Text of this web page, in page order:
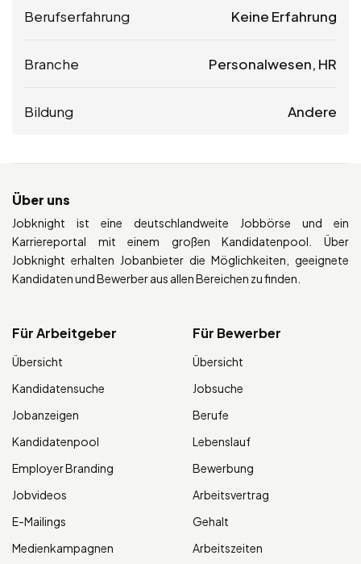
Berufserfahrung Keine Erfahrung
Branche Personalwesen, HR
Bildung Andere
Über uns
Jobknight ist eine deutschlandweite Jobbörse und ein
Karriereportal mit einem großen Kandidatenpool. Über
Jobknight erhalten Jobanbieter die Möglichkeiten, geeignete
Kandidaten und Bewerber aus allen Bereichen zu finden.
Für Arbeitgeber
Übersicht
Kandidatensuche
Jobanzeigen
Kandidatenpool
Employer Branding
Jobvideos
E-Mailings
Medienkampagnen
Für Bewerber
Übersicht
Jobsuche
Berufe
Lebenslauf
Bewerbung
Arbeitsvertrag
Gehalt
Arbeitszeiten